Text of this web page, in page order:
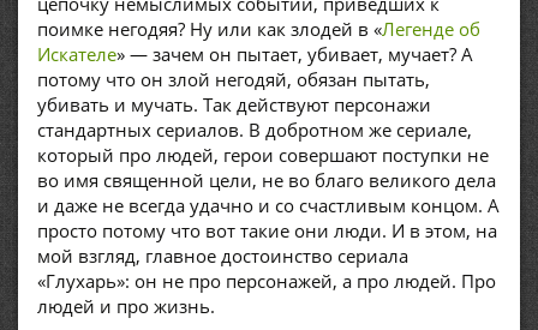
поимке негодяя? Ну или как злодей в «Легенде об
Искателе» — зачем он пытает, убивает, мучает? А
потому что он злой негодяй, обязан пытать,
убивать и мучать. Так действуют персонажи
стандартных сериалов. В добротном же сериале,
который про людей, герои совершают поступки не
во имя священной цели, не во благо великого дела
и даже не всегда удачно и со счастливым концом. А
просто потому что вот такие они люди. И в этом, на
мой взгляд, главное достоинство сериала
«Глухарь»: он не про персонажей, а про людей. Про
людей и про жизнь.